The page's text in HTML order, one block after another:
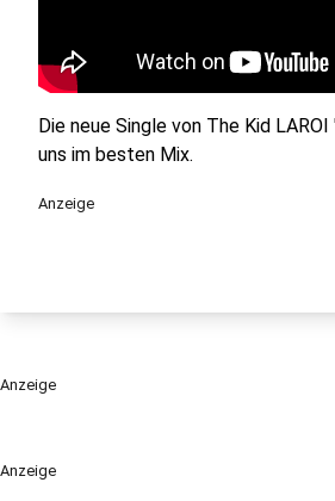
Anzeige
Die neue Single von The Kid
uns im besten Mix.
Anzeige
Anzeige